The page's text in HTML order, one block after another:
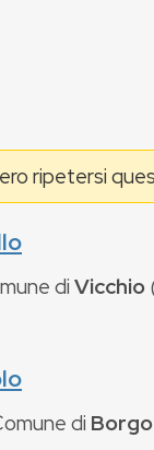
ripetersi
diVicchio
di